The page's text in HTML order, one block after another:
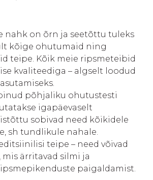
nahk on õrn ja seetõttu tuleks
kõige ohutumaid ning
teipe. Kõik meie ripsmeteibid
kvaliteediga – algselt loodud
põhjaliku ohutustesti
igapäevaselt
sobivad need kõikidele
sh tundlikule nahale.
teipe – need võivad
mis ärritavad silmi ja
paigaldamist.